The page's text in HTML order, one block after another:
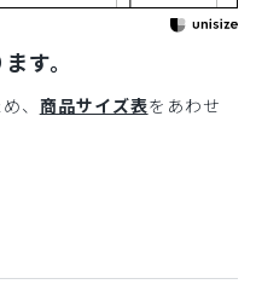
す。
、 商品サイズ表をあわせ